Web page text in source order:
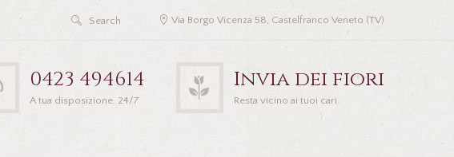
Via Borgo Vicenza 58, Castelfranco Veneto (TV)
0423 494614
A tua disposizione. 24/7
Invia dei fiori
Resta vicino ai tuoi cari.